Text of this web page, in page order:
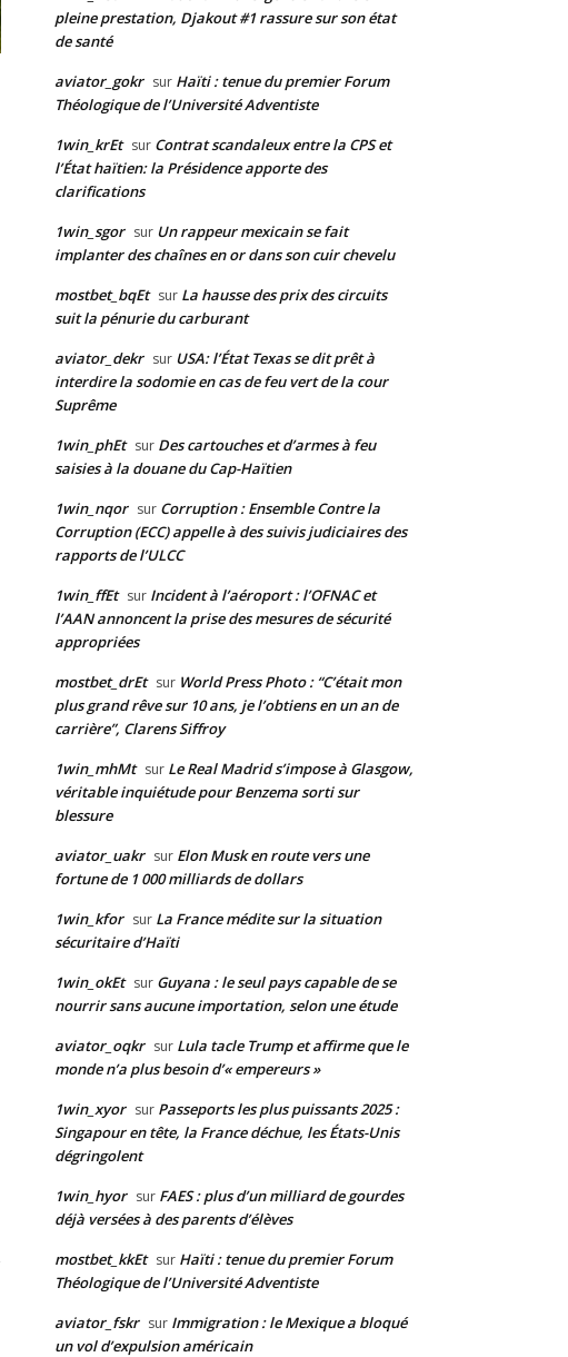
pleine prestation, Djakout #1 rassure sur son état
de santé
aviator_gokr sur Haïti : tenue du premier Forum
Théologique de l’Université Adventiste
1win_krEt sur Contrat scandaleux entre la CPS et
l’État haïtien: la Présidence apporte des
clarifications
1win_sgor sur Un rappeur mexicain se fait
implanter des chaînes en or dans son cuir chevelu
mostbet_bqEt sur La hausse des prix des circuits
suit la pénurie du carburant
aviator_dekr sur USA: l’État Texas se dit prêt à
interdire la sodomie en cas de feu vert de la cour
Suprême
1win_phEt sur Des cartouches et d’armes à feu
saisies à la douane du Cap-Haïtien
1win_nqor sur Corruption : Ensemble Contre la
Corruption (ECC) appelle à des suivis judiciaires des
rapports de l’ULCC
1win_ffEt sur Incident à l’aéroport : l’OFNAC et
l’AAN annoncent la prise des mesures de sécurité
appropriées
mostbet_drEt sur World Press Photo : “C’était mon
plus grand rêve sur 10 ans, je l’obtiens en un an de
carrière”, Clarens Siffroy
1win_mhMt sur Le Real Madrid s’impose à Glasgow,
véritable inquiétude pour Benzema sorti sur
blessure
aviator_uakr sur Elon Musk en route vers une
fortune de 1 000 milliards de dollars
1win_kfor sur La France médite sur la situation
sécuritaire d’Haïti
1win_okEt sur Guyana : le seul pays capable de se
nourrir sans aucune importation, selon une étude
aviator_oqkr sur Lula tacle Trump et affirme que le
monde n’a plus besoin d’« empereurs »
1win_xyor sur Passeports les plus puissants 2025 :
Singapour en tête, la France déchue, les États-Unis
dégringolent
1win_hyor sur FAES : plus d’un milliard de gourdes
déjà versées à des parents d’élèves
mostbet_kkEt sur Haïti : tenue du premier Forum
Théologique de l’Université Adventiste
aviator_fskr sur Immigration : le Mexique a bloqué
un vol d’expulsion américain